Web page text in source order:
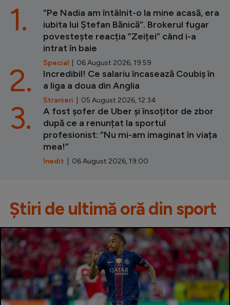
”Pe Nadia am întâlnit-o la mine acasă, era
iubita lui Ștefan Bănică”. Brokerul fugar
povestește reacția ”Zeiței” când i-a
intrat în baie
Special | 06 August 2026, 19:59
1.
Incredibil! Ce salariu încasează Coubiș în
a liga a doua din Anglia
Stranieri | 05 August 2026, 12:34
2.
A fost șofer de Uber și însoțitor de zbor
după ce a renunțat la sportul
profesionist: ”Nu mi-am imaginat în viața
mea!”
Inedit | 06 August 2026, 19:00
3.
Știri de ultimă oră din sport